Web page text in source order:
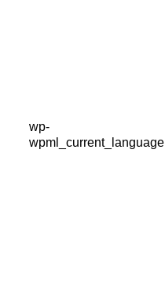
wp-
wpml_current_language